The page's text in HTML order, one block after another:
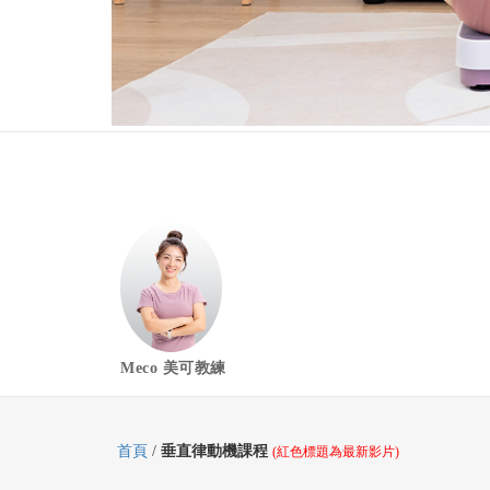
Meco 美可教練
首頁 / 垂直律動機課程 (紅色標題為最新影片)